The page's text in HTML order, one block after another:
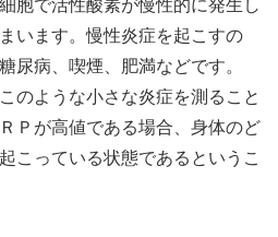
胞で活性酸素が慢性的に発生し
います。慢性炎症を起こすの
尿病、喫煙、肥満などです。
のような小さな炎症を測ること
Ｐが高値である場合、身体のど
こっている状態であるというこ